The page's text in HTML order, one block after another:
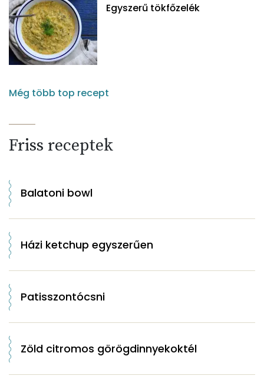
Egyszerű tökfőzelék
Még több top recept
Friss receptek
Balatoni bowl
Házi ketchup egyszerűen
Patisszontócsni
Zöld citromos görögdinnyekoktél